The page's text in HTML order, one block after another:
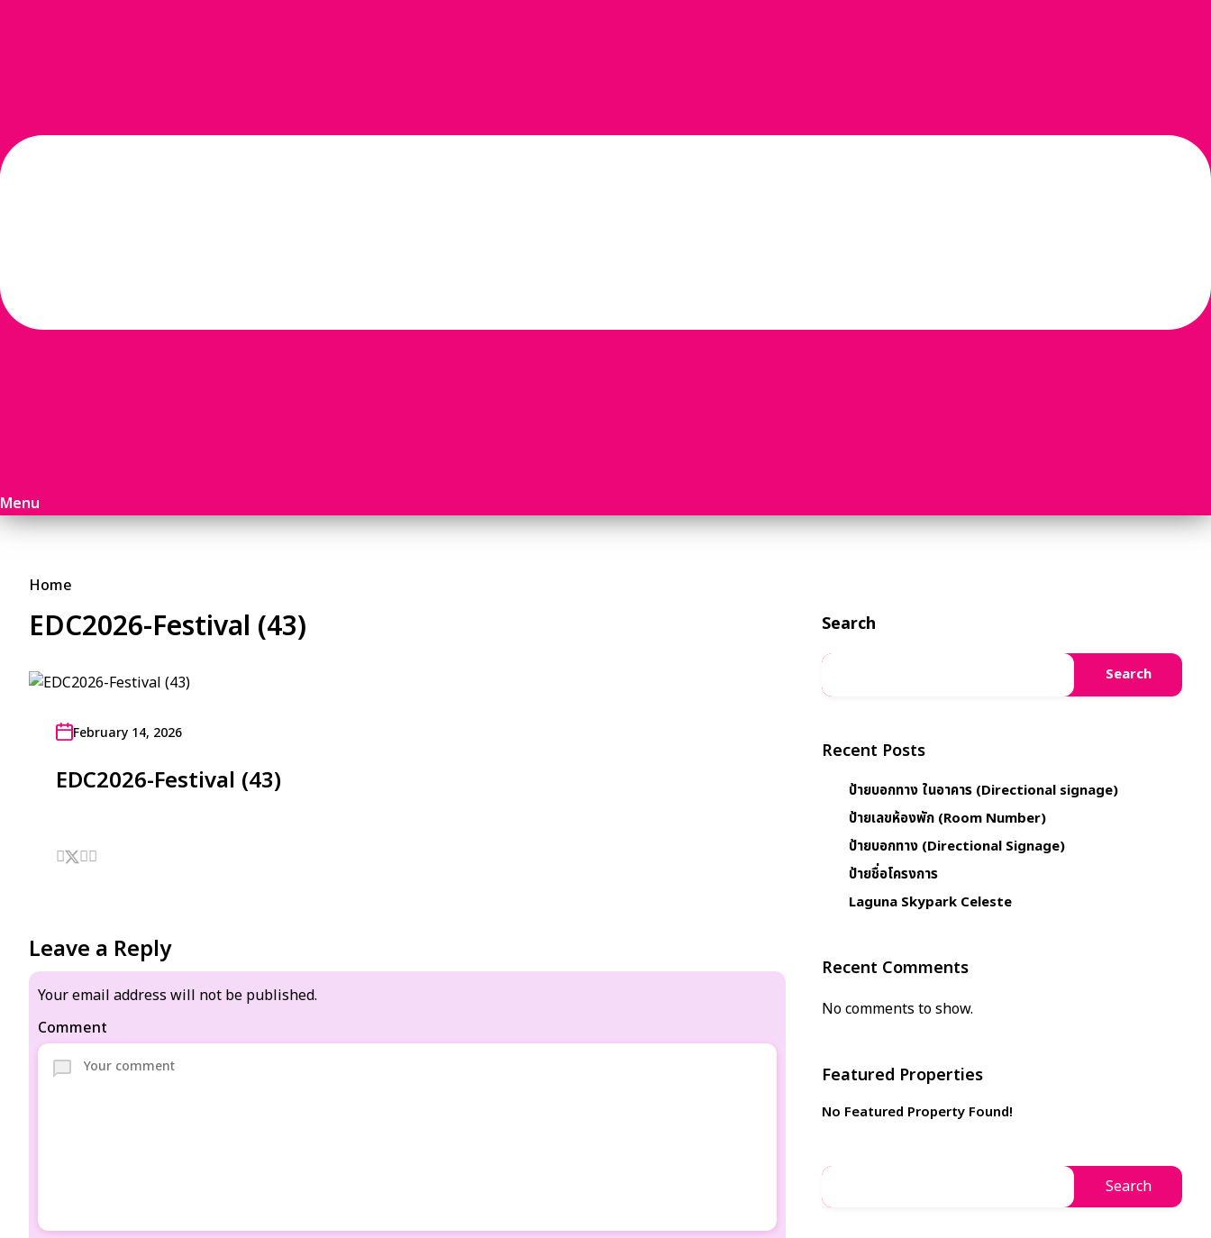
Menu
Home
EDC2026-Festival (43)
February 14, 2026
EDC2026-Festival (43)
Leave a Reply
Your email address will not be published.
Comment
Search
Search
Recent Posts
ป้ายบอกทาง ในอาคาร (Directional signage)
ป้ายเลขห้องพัก (Room Number)
ป้ายบอกทาง (Directional Signage)
ป้ายชื่อโครงการ
Laguna Skypark Celeste
Recent Comments
No comments to show.
Featured Properties
No Featured Property Found!